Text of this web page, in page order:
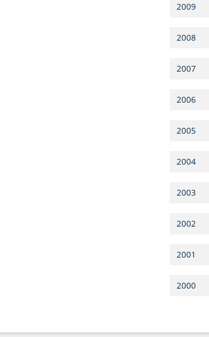
2009
2008
2007
2006
2005
2004
2003
2002
2001
2000